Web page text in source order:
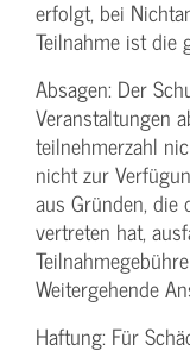
erfolgt, bei
Teilnahme ist die
Absagen: Der
Veranstaltungen
teilnehmerzahl
nicht zur
aus Gründen, die
vertreten hat,
Weitergehende
Haftung: Für